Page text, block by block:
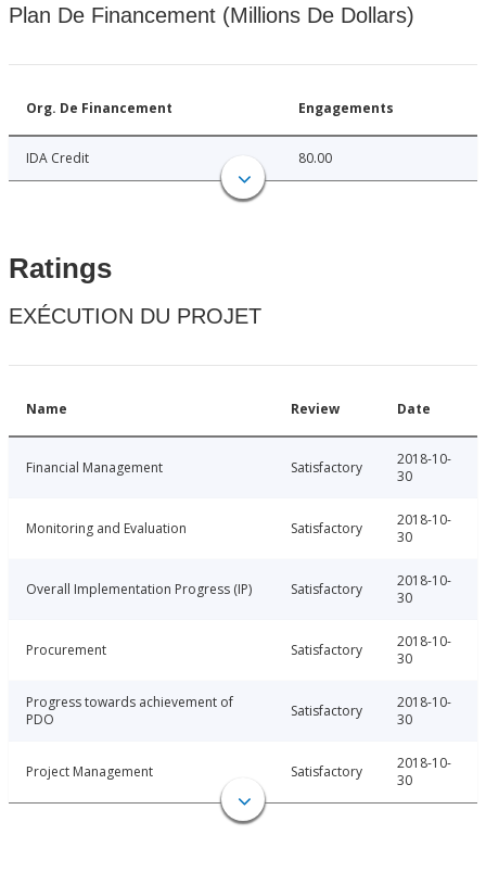
Plan De Financement (Millions De Dollars)
Org. De Financement Engagements
IDA Credit 80.00
Ratings
EXÉCUTION DU PROJET
Name Review Date
Financial Management Satisfactory
2018-10-
30
Monitoring and Evaluation Satisfactory
2018-10-
30
Overall Implementation Progress (IP) Satisfactory
2018-10-
30
Procurement Satisfactory
2018-10-
30
Progress towards achievement of
PDO
Satisfactory
2018-10-
30
Project Management Satisfactory
2018-10-
30